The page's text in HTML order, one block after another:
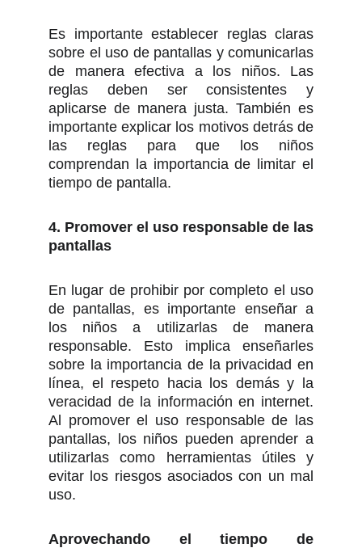
Es importante establecer reglas claras
sobre el uso de pantallas y comunicarlas
de manera efectiva a los niños. Las
reglas deben ser consistentes y
aplicarse de manera justa. También es
importante explicar los motivos detrás de
las reglas para que los niños
comprendan la importancia de limitar el
tiempo de pantalla.
4. Promover el uso responsable de las
pantallas
En lugar de prohibir por completo el uso
de pantallas, es importante enseñar a
los niños a utilizarlas de manera
responsable. Esto implica enseñarles
sobre la importancia de la privacidad en
línea, el respeto hacia los demás y la
veracidad de la información en internet.
Al promover el uso responsable de las
pantallas, los niños pueden aprender a
utilizarlas como herramientas útiles y
evitar los riesgos asociados con un mal
uso.
Aprovechando el tiempo de